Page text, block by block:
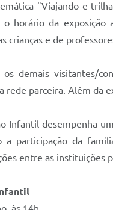
"Viajando e
horário da
crianças e de
demais visitantes/
rede parceira. Além da
Infantil desempenha
a participação da
entre as instituições